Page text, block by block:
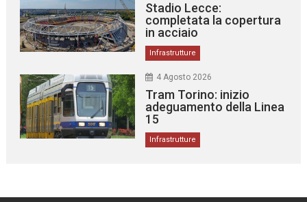
Stadio Lecce:
completata la copertura
in acciaio
Infrastrutture
4 Agosto 2026
Tram Torino: inizio
adeguamento della Linea
15
Infrastrutture